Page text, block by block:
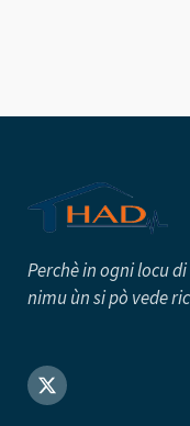
Perchè in ogni locu
nimu ùn si pò vede